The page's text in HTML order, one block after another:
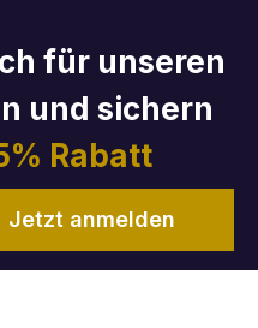
für unseren
und sichern
Rabatt
Jetzt anmelden